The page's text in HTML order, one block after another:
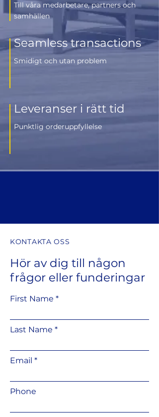
Till våra medarbetare, partners och
samhällen
Seamless transactions
Smidigt och utan problem
Leveranser i rätt tid
Punktlig orderuppfyllelse
KONTAKTA OSS
Hör av dig till någon
frågor eller funderingar
First Name
Last Name
Email
Phone